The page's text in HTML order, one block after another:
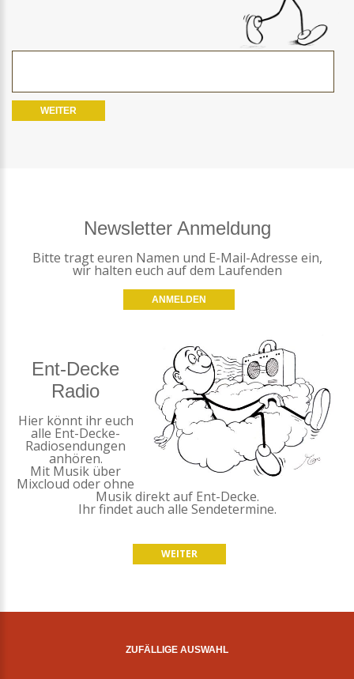
Newsletter Anmeldung
Bitte tragt euren Namen und E-Mail-Adresse ein,
wir halten euch auf dem Laufenden
ANMELDEN
Ent-Decke
Radio
Hier könnt ihr euch
alle Ent-Decke-
Radiosendungen
anhören.
Mit Musik über
Mixcloud oder ohne
Musik direkt auf Ent-Decke.
Ihr findet auch alle Sendetermine.
WEITER
ZUFÄLLIGE AUSWAHL